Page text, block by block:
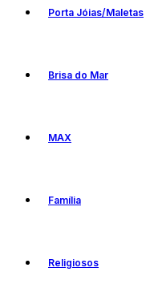
Porta Jóias/Maletas
Brisa do Mar
MAX
Família
Religiosos